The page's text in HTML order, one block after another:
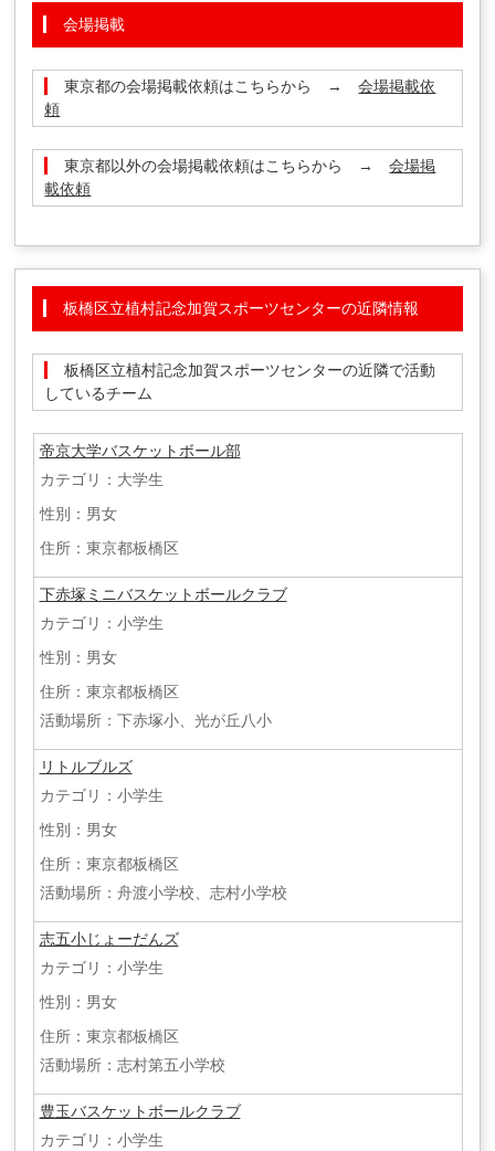
会場掲載
東京都の会場掲載依頼はこちらから →会場掲載依
頼
東京都以外の会場掲載依頼はこちらから →会場掲
載依頼
板橋区立植村記念加賀スポーツセンターの近隣情報
板橋区立植村記念加賀スポーツセンターの近隣で活動
しているチーム
帝京大学バスケットボール部
カテゴリ：大学生
性別：男女
住所：東京都板橋区
下赤塚ミニバスケットボールクラブ
カテゴリ：小学生
性別：男女
住所：東京都板橋区
活動場所：下赤塚小、光が丘八小
リトルブルズ
カテゴリ：小学生
性別：男女
住所：東京都板橋区
活動場所：舟渡小学校、志村小学校
志五小じょーだんズ
カテゴリ：小学生
性別：男女
住所：東京都板橋区
活動場所：志村第五小学校
豊玉バスケットボールクラブ
カテゴリ：小学生